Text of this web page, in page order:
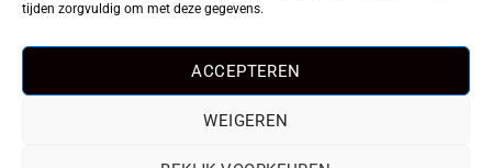
tijden zorgvuldig om met deze gegevens.
ACCEPTEREN
WEIGEREN